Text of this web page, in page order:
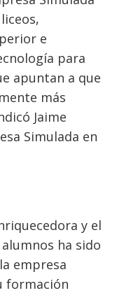
e
para
apuntan a que
más
Jaime
Simulada en
y el
ha sido
empresa
formación